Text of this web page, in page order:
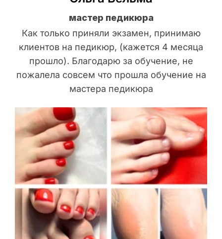
мастер педикюра
Как только приняли экзамен, принимаю
клиентов на педикюр, (кажется 4 месяца
прошло). Благодарю за обучение, не
пожалела совсем что прошла обучение на
мастера педикюра